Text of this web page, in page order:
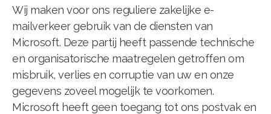
Wij maken voor ons reguliere zakelijke e-
mailverkeer gebruik van de diensten van
Microsoft. Deze partij heeft passende technische
en organisatorische maatregelen getroffen om
misbruik, verlies en corruptie van uw en onze
gegevens zoveel mogelijk te voorkomen.
Microsoft heeft geen toegang tot ons postvak en